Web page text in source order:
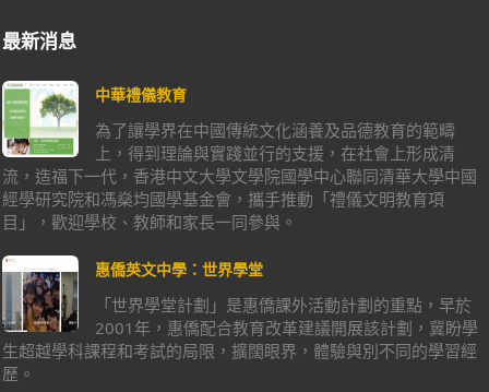
最新消息
中華禮儀教育
為了讓學界在中國傳統文化涵養及品德教育的範疇
上，得到理論與實踐並行的支援，在社會上形成清
流，造福下一代，香港中文大學文學院國學中心聯同清華大學中國
經學研究院和馮燊均國學基金會，攜手推動「禮儀文明教育項
目」，歡迎學校、教師和家長一同參與。
惠僑英文中學：世界學堂
「世界學堂計劃」是惠僑課外活動計劃的重點，早於
2001年，惠僑配合教育改革建議開展該計劃，冀盼學
生超越學科課程和考試的局限，擴闊眼界，體驗與別不同的學習經
歷。